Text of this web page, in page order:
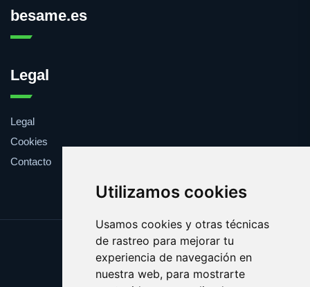
Utilizamos cookies
Usamos cookies y otras técnicas
de rastreo para mejorar tu
experiencia de navegación en
nuestra web, para mostrarte
besame.es
Legal
Legal
Cookies
Contacto
Update cookies preferences
Copyright © 2025 besame.es